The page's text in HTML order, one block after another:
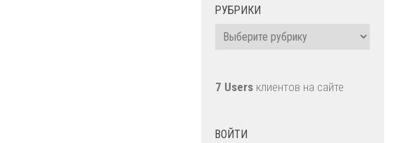
РУБРИКИ
Рубрики
7 Users клиентов на сайте
ВОЙТИ